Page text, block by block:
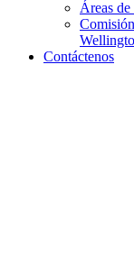
Áreas de
Contáctenos